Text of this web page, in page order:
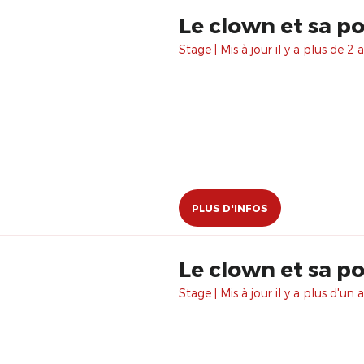
Le clown et sa
Stage | Mis à jour il y a plus de 2
PLUS D'INFOS
Le clown et sa
Stage | Mis à jour il y a plus d'un